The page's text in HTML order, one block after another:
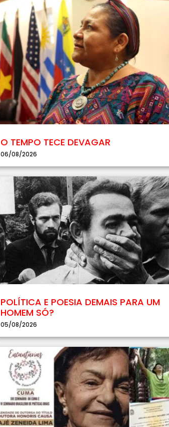
O TEMPO TECE DEVAGAR
06/08/2026
POLÍTICA E POESIA DEMAIS PARA UM
HOMEM SÓ?
05/08/2026